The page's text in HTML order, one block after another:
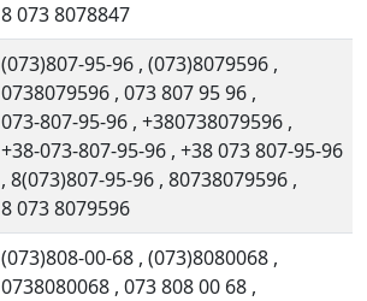
8 073 8078847
(073)807-95-96 , (073)8079596 ,
0738079596 , 073 807 95 96 ,
073-807-95-96 , +380738079596 ,
+38-073-807-95-96 , +38 073 807-95-96
, 8(073)807-95-96 , 80738079596 ,
8 073 8079596
(073)808-00-68 , (073)8080068 ,
0738080068 , 073 808 00 68 ,